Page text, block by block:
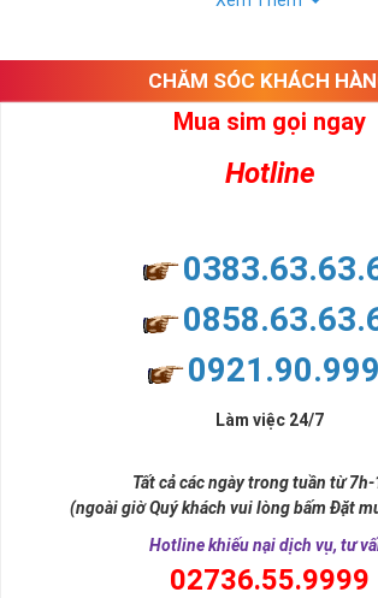
như sự sắp xếp của các con số trong sim.
Ý nghĩa sim tứ quý 2
nhiều thành công, thăng tiến hơn.
và tính hai mặt. Số 2 thúc giục chúng ta lựa
đời, nơi bạn phải đưa ra những quyết định quan
CHĂM SÓC KHÁCH
Mua sim gọi ngay
Hotline
Làm việc 24/7
Tất cả các ngày trong tuần từ
(ngoài giờ Quý khách vui lòng bấm Đặt
Hotline khiếu nại dịch vụ, tư
02736.55.9999